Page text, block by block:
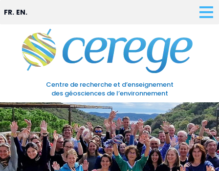
Centre de recherche et d’enseignement
des géosciences de l’environnement
FR. EN.